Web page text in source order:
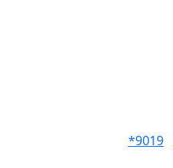
*9019